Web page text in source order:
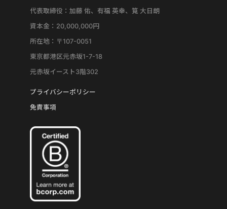
代表取締役：加藤 佑、有福 英幸、筧 大日朗
資本金：20,000,000円
所在地：〒107-0051
東京都港区元赤坂1-7-18
元赤坂イースト3階302
プライバシーポリシー
免責事項